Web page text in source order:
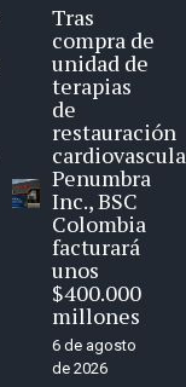
Tras
compra de
unidad de
terapias
de
restauración
Penumbra
Inc., BSC
Colombia
facturará
unos
$400.000
millones
6 de agosto
de 2026